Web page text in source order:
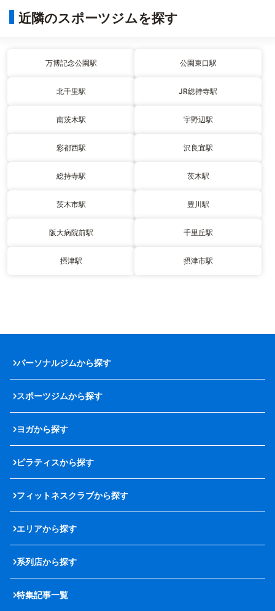
近隣のスポーツジムを探す
万博記念公園駅 公園東口駅
北千里駅 JR総持寺駅
南茨木駅 宇野辺駅
彩都西駅 沢良宜駅
総持寺駅 茨木駅
茨木市駅 豊川駅
阪大病院前駅 千里丘駅
摂津駅 摂津市駅
パーソナルジムから探す
スポーツジムから探す
ヨガから探す
ピラティスから探す
フィットネスクラブから探す
エリアから探す
系列店から探す
特集記事一覧